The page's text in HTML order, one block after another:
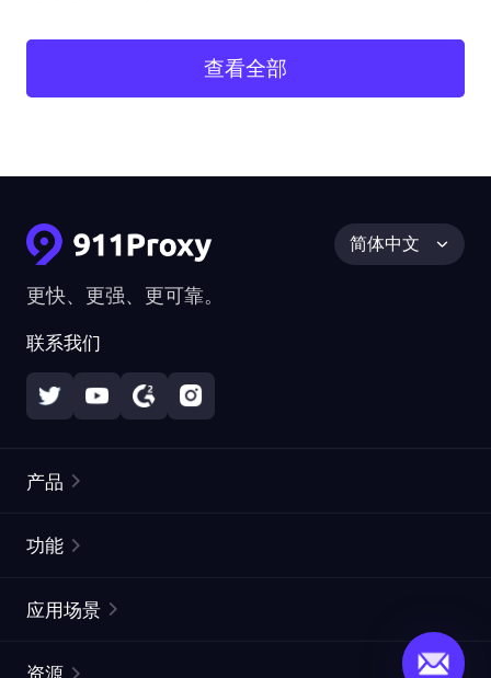
查看全部
更快、更强、更可靠。
联系我们
简体中文
产品
静态住宅代理
功能
ISP代理
应用场景
资源